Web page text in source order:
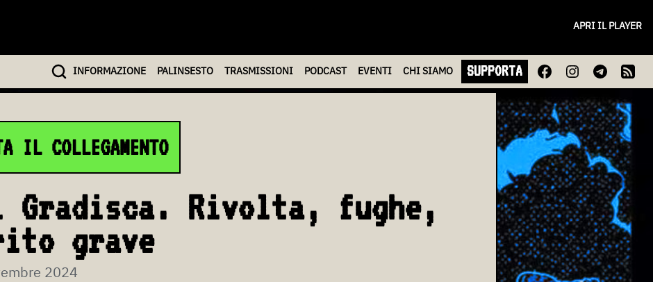
APRI IL PLAYER
INFORMAZIONE PALINSESTO TRASMISSIONI PODCAST EVENTI CHISIAMO SUPPORTA
IL COLLEGAMENTO
Gradisca. Rivolta, fughe,
grave
2024